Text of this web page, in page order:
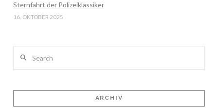
Sternfahrt der Polizeiklassiker
16. OKTOBER 2025
ARCHIV